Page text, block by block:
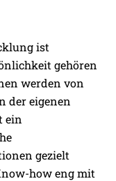
eigenen
von
ist
gehören
werden von
der eigenen
ein
gezielt
how eng mit